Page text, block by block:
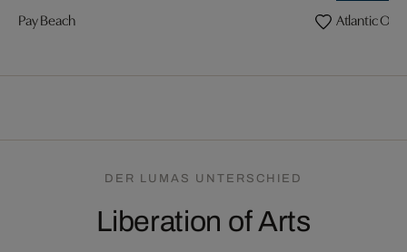
Pay Beach Atlantic
DER LUMAS UNTERSCHIED
Liberation of Arts